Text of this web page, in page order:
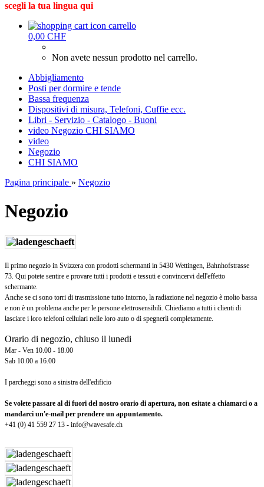
scegli la tua lingua qui
carrello
0,00 CHF
Non avete nessun prodotto nel carrello.
Abbigliamento
Posti per dormire e tende
Bassa frequenza
Dispositivi di misura, Telefoni, Cuffie ecc.
Libri - Servizio - Catalogo - Buoni
video Negozio CHI SIAMO
video
Negozio
CHI SIAMO
Pagina principale » Negozio
Negozio
Il primo negozio in Svizzera con prodotti schermanti in 5430 Wettingen, Bahnhofstrasse
73. Qui potete sentire e provare tutti i prodotti e tessuti e convincervi dell'effetto
schermante.
Anche se ci sono torri di trasmissione tutto intorno, la radiazione nel negozio è molto bassa
e non è un problema anche per le persone elettrosensibili. Chiediamo a tutti i clienti di
lasciare i loro telefoni cellulari nelle loro auto o di spegnerli completamente.
Orario di negozio, chiuso il lunedi
Mar - Ven 10.00 - 18.00
Sab 10.00 a 16.00
I parcheggi sono a sinistra dell'edificio
Se volete passare al di fuori del nostro orario di apertura, non esitate a chiamarci o a
mandarci un'e-mail per prendere un appuntamento.
+41 (0) 41 559 27 13 - info@wavesafe.ch